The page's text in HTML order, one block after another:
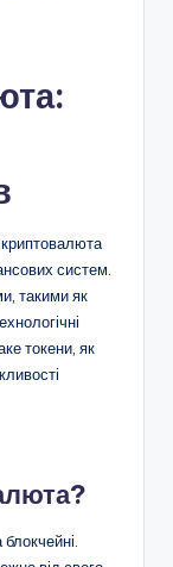
криптовалюта
систем.
такими як
токени, як